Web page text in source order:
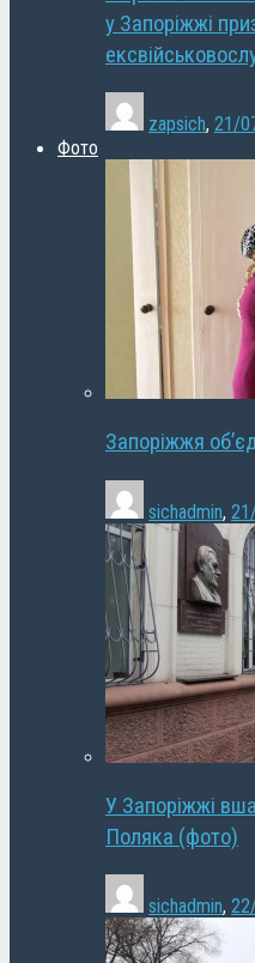
у Запоріжжі
zapsich, 21/
Фото
Запоріжжя
sichadmin,
У Запоріжжі
Поляка (фото)
sichadmin,